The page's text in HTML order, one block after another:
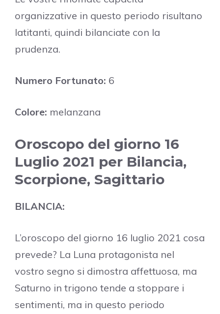
organizzative in questo periodo risultano
latitanti, quindi bilanciate con la
prudenza.
Numero Fortunato: 6
Colore: melanzana
Oroscopo del giorno 16
Luglio 2021 per Bilancia,
Scorpione, Sagittario
BILANCIA:
L’oroscopo del giorno 16 luglio 2021 cosa
prevede? La Luna protagonista nel
vostro segno si dimostra affettuosa, ma
Saturno in trigono tende a stoppare i
sentimenti, ma in questo periodo